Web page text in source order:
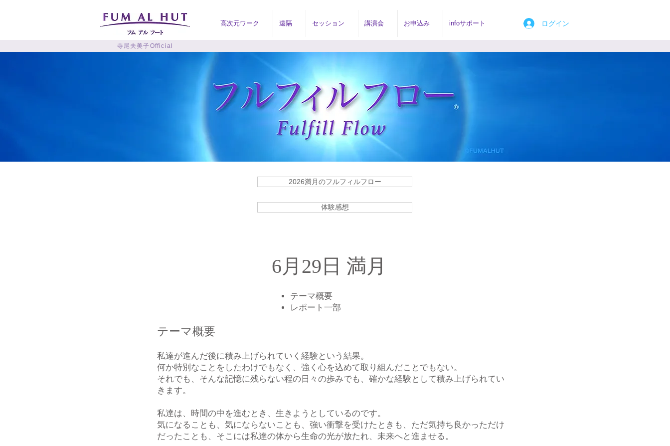
高次元ワーク 遠隔 セッション 講演会 お申込み infoサポート ログイン
寺尾夫美子Official
2026満月のフルフィルフロー
体験感想
6月29日 満月
テーマ概要
​レポート一部
テーマ概要
私達が進んだ後に積み上げられていく経験という結果。
何か特別なことをしたわけでもなく、強く心を込めて取り組んだことでもない。
それでも、そんな記憶に残らない程の日々の歩みでも、確かな経験として積み上げられてい
きます。
私達は、時間の中を進むとき、生きようとしているのです。
気になることも、気にならないことも、強い衝撃を受けたときも、ただ気持ち良かっただけ
だったことも、そこには私達の体から生命の光が放たれ、未来へと進ませる。